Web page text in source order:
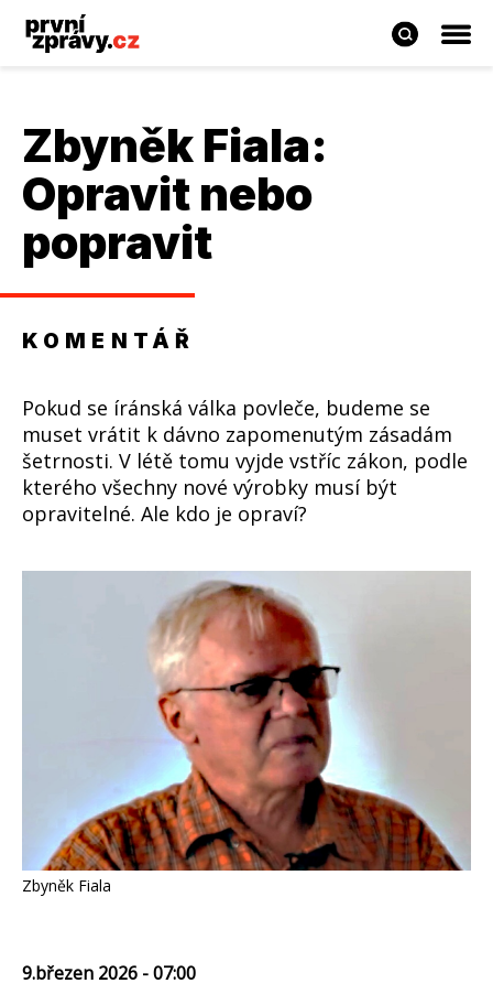
Zbyněk Fiala:
Opravit nebo
popravit
KOMENTÁŘ
Pokud se íránská válka povleče, budeme se
muset vrátit k dávno zapomenutým zásadám
šetrnosti. V létě tomu vyjde vstříc zákon, podle
kterého všechny nové výrobky musí být
opravitelné. Ale kdo je opraví?
Zbyněk Fiala
9.březen 2026 - 07:00